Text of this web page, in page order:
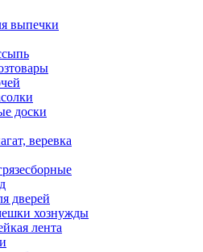
выпечки
доски
веревка
дверей
хознужды
лента